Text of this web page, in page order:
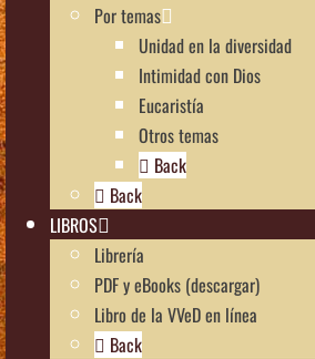
Por temas
Unidad en la diversidad
Intimidad con Dios
Eucaristía
Otros temas
Back
Back
LIBROS
Librería
PDF y eBooks (descargar)
Libro de la VVeD en línea
Back